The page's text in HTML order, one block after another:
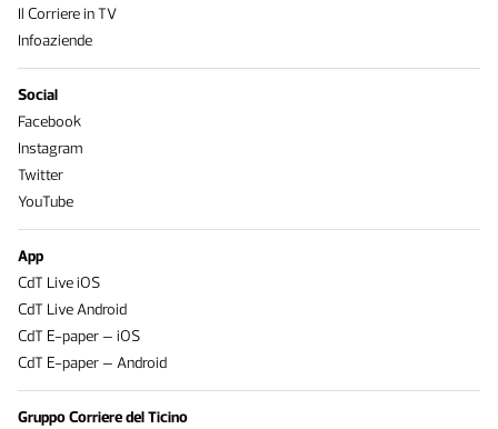
Il Corriere in TV
Infoaziende
Social
Facebook
Instagram
Twitter
YouTube
App
CdT Live iOS
CdT Live Android
CdT E-paper – iOS
CdT E-paper – Android
Gruppo Corriere del Ticino